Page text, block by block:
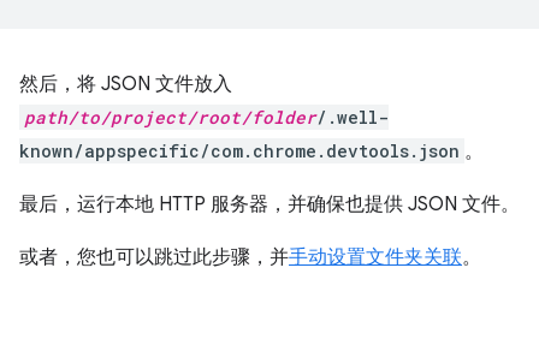
然后，将 JSON 文件放入
path/to/project/root/folder/.well-
known/appspecific/com.chrome.devtools.json 。
最后，运行本地 HTTP 服务器，并确保也提供 JSON 文件。
或者，您也可以跳过此步骤，并手动设置文件夹关联。